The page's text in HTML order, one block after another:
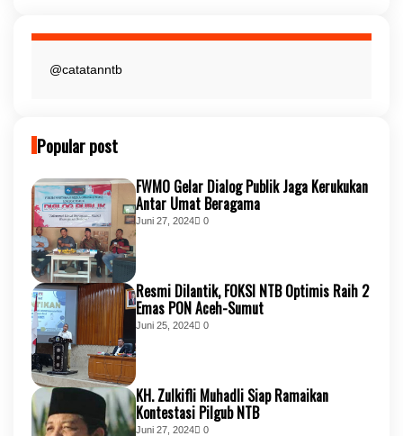
@catatanntb
Popular post
FWMO Gelar Dialog Publik Jaga Kerukukan
Antar Umat Beragama
Juni 27, 2024 0
Resmi Dilantik, FOKSI NTB Optimis Raih 2
Emas PON Aceh-Sumut
Juni 25, 2024 0
KH. Zulkifli Muhadli Siap Ramaikan
Kontestasi Pilgub NTB
Juni 27, 2024 0